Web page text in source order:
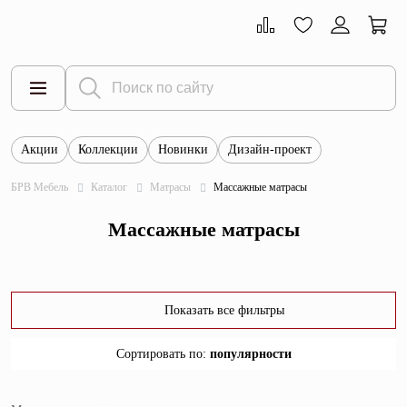
Все товары
Тумбы
Акции Коллекции Новинки Дизайн-проект
БРВ Мебель Каталог Матрасы Массажные матрасы
Массажные матрасы
Показать все фильтры
Сортировать по: популярности